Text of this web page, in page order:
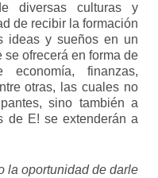
diversas culturas y
de recibir la formación
ideas y sueños en un
ofrecerá en forma de
finanzas,
otras, las cuales no
sino también a
de E! se extenderán a
la oportunidad de darle